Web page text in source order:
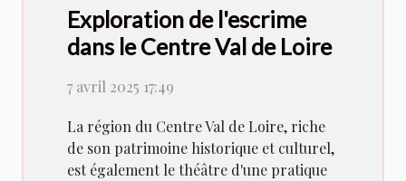
Exploration de l'escrime
dans le Centre Val de Loire
7 avril 2025 17:49
La région du Centre Val de Loire, riche
de son patrimoine historique et culturel,
est également le théâtre d'une pratique